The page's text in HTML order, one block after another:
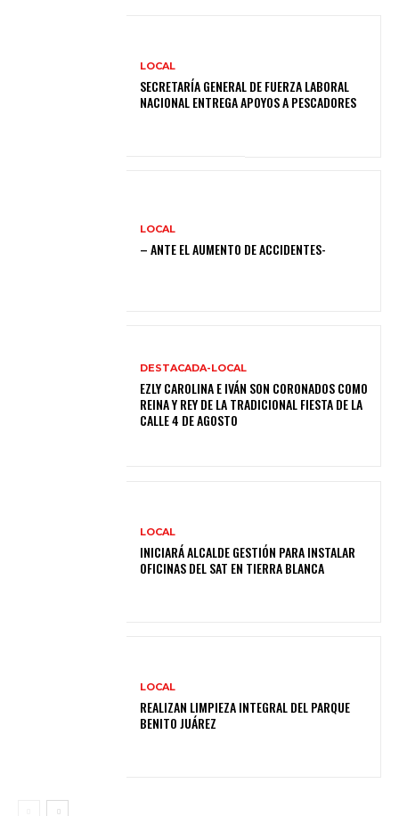
LOCAL
SECRETARÍA GENERAL DE FUERZA LABORAL
NACIONAL ENTREGA APOYOS A PESCADORES
LOCAL
– ANTE EL AUMENTO DE ACCIDENTES-
DESTACADA-LOCAL
EZLY CAROLINA E IVÁN SON CORONADOS COMO
REINA Y REY DE LA TRADICIONAL FIESTA DE LA
CALLE 4 DE AGOSTO
LOCAL
INICIARÁ ALCALDE GESTIÓN PARA INSTALAR
OFICINAS DEL SAT EN TIERRA BLANCA
LOCAL
REALIZAN LIMPIEZA INTEGRAL DEL PARQUE
BENITO JUÁREZ